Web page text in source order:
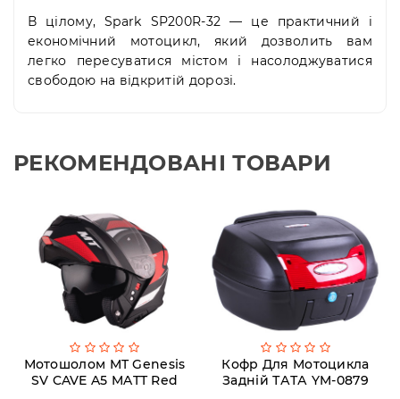
В цілому, Spark SP200R-32 — це практичний і
економічний мотоцикл, який дозволить вам
легко пересуватися містом і насолоджуватися
свободою на відкритій дорозі.
РЕКОМЕНДОВАНІ ТОВАРИ
Мотошолом MT Genesis
SV CAVE A5 MATT Red
Кофр Для Мотоцикла
Задній ТАТА YM-0879